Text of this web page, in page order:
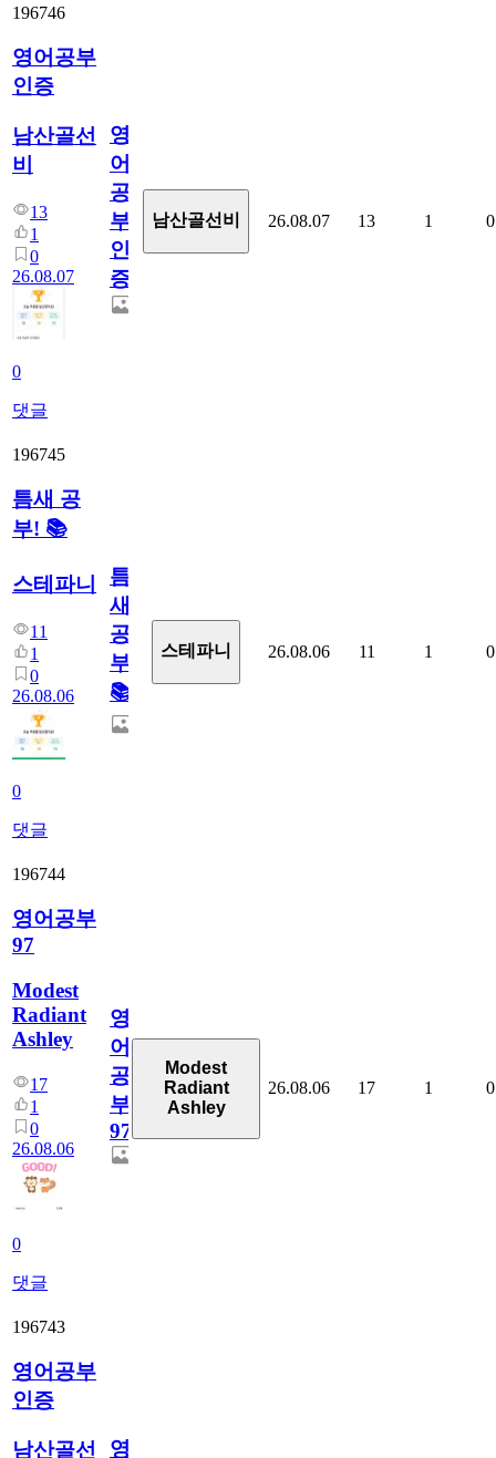
196746
영어공부
인증
남산골선
비
13
1
0
26.08.07
0
댓글
영
어
공
부
인
증
남산골선비 26.08.07 13 1 0
196745
틈새 공
부! 📚
스테파니
11
1
0
26.08.06
0
댓글
틈
새
공
부!
📚
스테파니 26.08.06 11 1 0
196744
영어공부
97
Modest
Radiant
Ashley
17
1
0
26.08.06
0
댓글
영
어
공
부
97
Modest
Radiant
Ashley
26.08.06 17 1 0
196743
영어공부
인증
남산골선 영